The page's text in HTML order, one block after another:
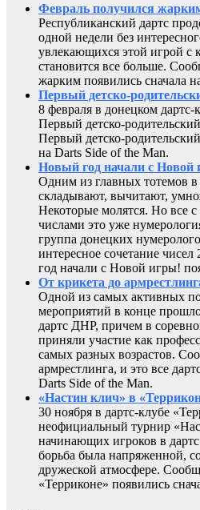
Февраль получился
Республиканский дартс
одной недели без
увлекающихся этой игрой с
становится все больше.
жарким появились сначала
Первый детско-
8 февраля в донецком
Первый детско-
Первый детско-
на Darts Side of the Man.
Новый год начали с Новой
Одним из главных тотемов
складывают, вычитают,
Некоторые молятся. Но все
числами это уже
группа донецких
интересное сочетание
год начали с Новой игры!
От крикета до
Одной из самых активных
мероприятий в конце
дартс ДНР, причем в
приняли участие как
самых разных возрастов.
армрестлинга, и это все
Darts Side of the Man.
«Настин клич» в
30 ноября в дартс-клубе
неофициальный турнир
начинающих игроков в
борьба была напряженной,
дружеской атмосфере.
«Терриконе» появились